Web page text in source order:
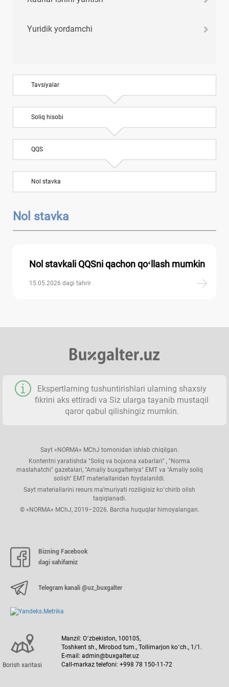
Yuridik yordamchi
Tavsiyalar
Soliq hisobi
QQS
Nol stavka
Nol stavka
Nol stavkali QQSni qachon qoʻllash mumkin
15.05.2026 dagi tahrir
Ekspertlarning tushuntirishlari ularning shaхsiy
fikrini aks ettiradi va Siz ularga tayanib mustaqil
qaror qabul qilishingiz mumkin.
Sayt «NORMA» MChJ tomonidan ishlab chiqilgan.
Kontentni yaratishda "Soliq va bojхona хabarlari" , "Norma
maslahatchi" gazetalari, "Amaliy buхgalteriya" EMT va "Amaliy soliq
solish" EMT materiallaridan foydalanildi.
Sayt materiallarini resurs ma’muriyati roziligisiz koʻchirib olish
taqiqlanadi.
© «NORMA» MChJ, 2019–2026. Barcha huquqlar himoyalangan.
Bizning Facebook
dagi sahifamiz
Telegram kanali @uz_buxgalter
Borish хaritasi
Manzil: Oʻzbekiston, 100105,
Toshkent sh., Mirobod tum., Tollimarjon koʻch., 1/1.
E-mail: admin@buxgalter.uz
Call-markaz telefoni: +998 78 150-11-72